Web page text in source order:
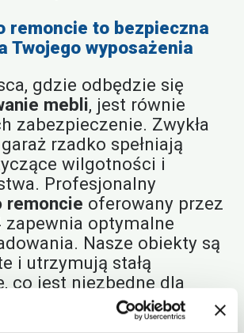
remoncie to bezpieczna
Twojego wyposażenia
gdzie odbędzie się
mebli, jest równie
zabezpieczenie. Zwykła
rzadko spełniają
wilgotności i
Profesjonalny
remoncie oferowany przez
zapewnia optymalne
Nasze obiekty są
i utrzymują stałą
co jest niezbędne dla
z drewna i
Dzięki temu